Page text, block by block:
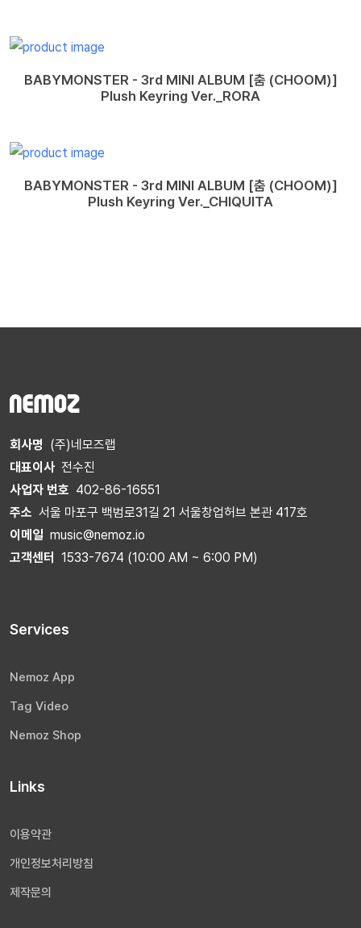
BABYMONSTER - 3rd MINI ALBUM [춤 (CHOOM)]
Plush Keyring Ver._RORA
BABYMONSTER - 3rd MINI ALBUM [춤 (CHOOM)]
Plush Keyring Ver._CHIQUITA
회사명 (주)네모즈랩
대표이사 전수진
사업자 번호 402-86-16551
주소 서울 마포구 백범로31길 21 서울창업허브 본관 417호
이메일 music@nemoz.io
고객센터
1533-7674 (10:00 AM ~ 6:00 PM)
Services
Nemoz App
Tag Video
Nemoz Shop
Links
이용약관
개인정보처리방침
제작문의